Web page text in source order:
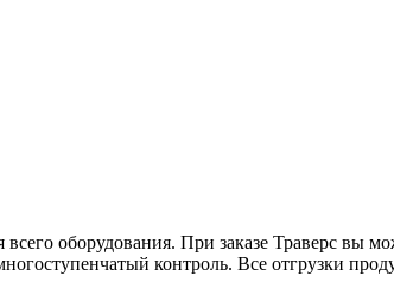
оборудования. При заказе Траверс вы
контроль. Все отгрузки